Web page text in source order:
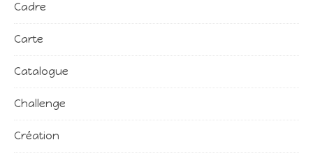
Cadre
Carte
Catalogue
Challenge
Création